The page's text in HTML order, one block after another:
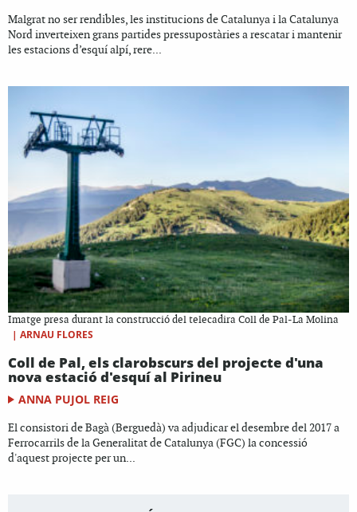
Malgrat no ser rendibles, les institucions de Catalunya i la Catalunya
Nord inverteixen grans partides pressupostàries a rescatar i mantenir
les estacions d’esquí alpí, rere...
Imatge presa durant la construcció del telecadira Coll de Pal-La Molina
| ARNAU FLORES
Coll de Pal, els clarobscurs del projecte d'una
nova estació d'esquí al Pirineu
ANNA PUJOL REIG
El consistori de Bagà (Berguedà) va adjudicar el desembre del 2017 a
Ferrocarrils de la Generalitat de Catalunya (FGC) la concessió
d'aquest projecte per un...